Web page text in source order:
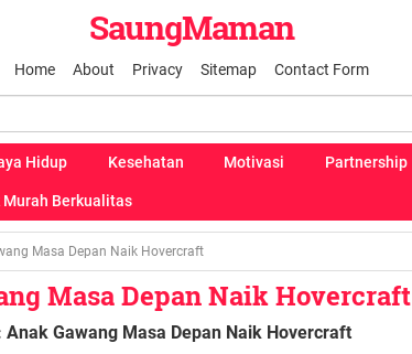
SaungMaman
Home About Privacy Sitemap Contact Form
Hidup Kesehatan Motivasi Partnership
Murah Berkualitas
Masa Depan Naik Hovercraft
Masa Depan Naik Hovercraft
Anak Gawang Masa Depan Naik Hovercraft